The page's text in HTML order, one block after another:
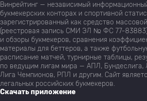
Винрейтинг — независимый
букмекерских конторах и спортивной
зарегистрированный как средство
(реестровая запись СМИ ЭЛ № ФС 77-
и обзоры букмекеров, сравнения
материалы для беттеров, а также
расписание матчей, турнирные таблицы,
по ведущим лигам мира — АПЛ, Бундеслига,
Лига Чемпионов, РПЛ и другим. Сайт
легальных российских букмекеров.
Скачать приложение